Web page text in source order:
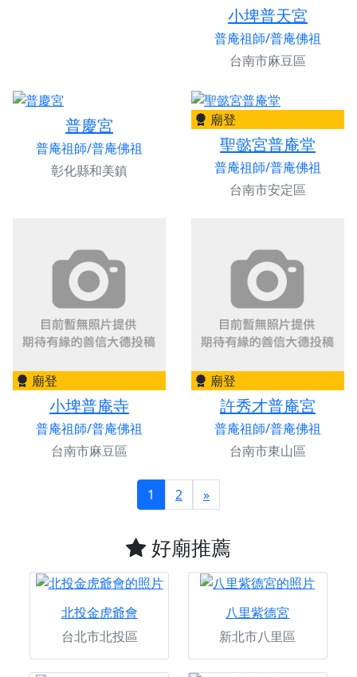
小埤普天宮
普庵祖師/普庵佛祖
台南市麻豆區
普慶宮
普庵祖師/普庵佛祖
彰化縣和美鎮
廟登
聖懿宮普庵堂
普庵祖師/普庵佛祖
台南市安定區
廟登
小埤普庵寺
普庵祖師/普庵佛祖
台南市麻豆區
廟登
許秀才普庵宮
普庵祖師/普庵佛祖
台南市東山區
1 2 »
好廟推薦
北投金虎爺會
台北市北投區
八里紫德宮
新北市八里區